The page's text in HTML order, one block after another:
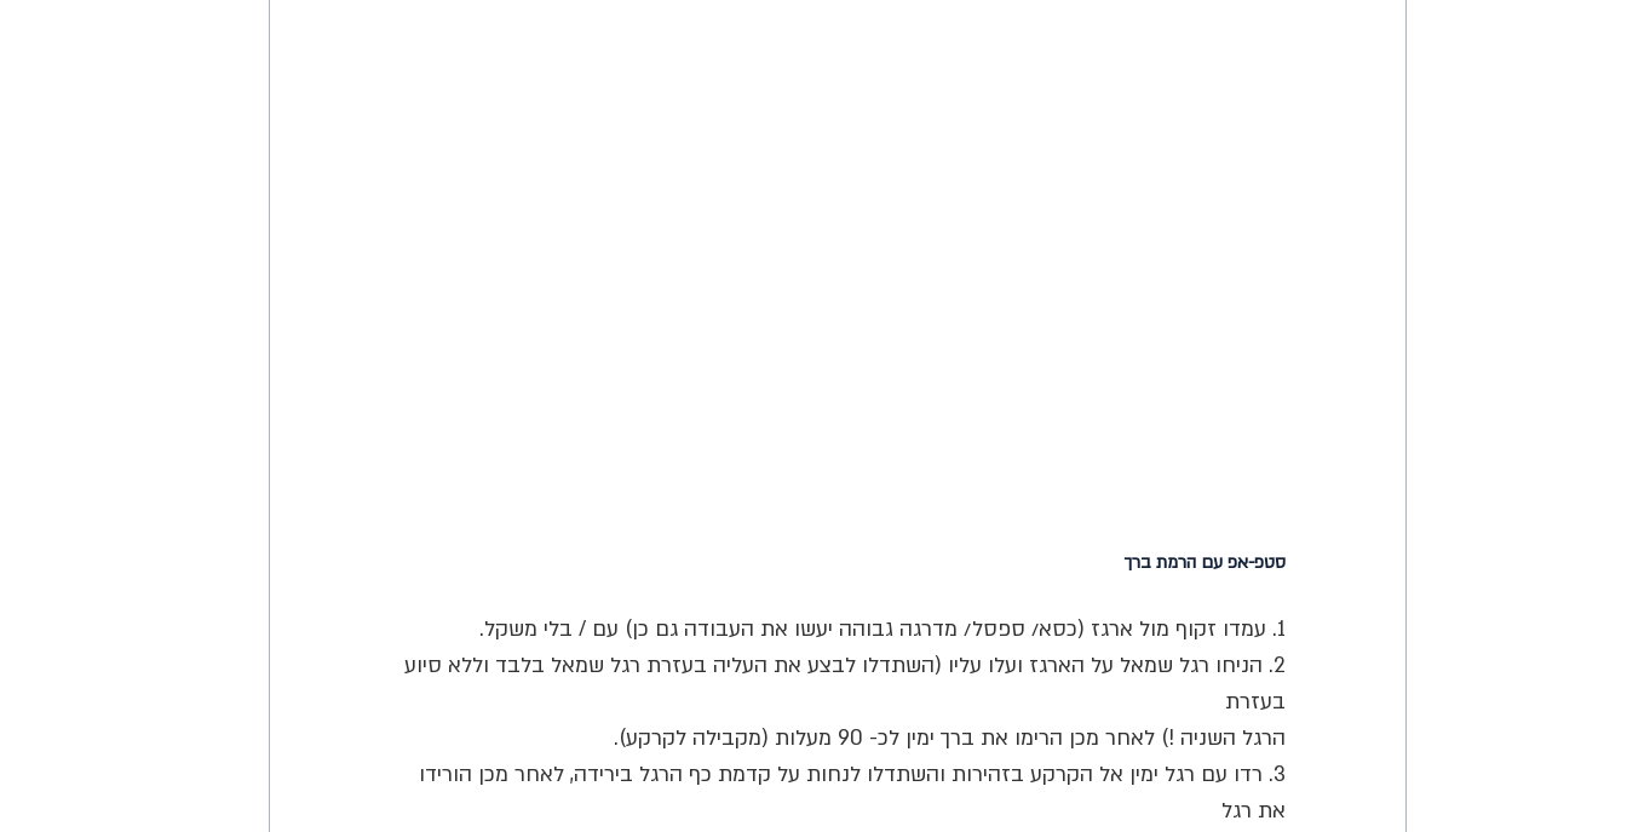
סטפ-אפ עם הרמת ברך
1. עמדו זקוף מול ארגז (כסא/ ספסל/ מדרגה גבוהה יעשו את העבודה גם כן) עם / בלי משקל.
2. הניחו רגל שמאל על הארגז ועלו עליו (השתדלו לבצע את העליה בעזרת רגל שמאל בלבד וללא סיוע
בעזרת
הרגל השניה !) לאחר מכן הרימו את ברך ימין לכ- 90 מעלות (מקבילה לקרקע).
3. רדו עם רגל ימין אל הקרקע בזהירות והשתדלו לנחות על קדמת כף הרגל בירידה, לאחר מכן הורידו
את רגל